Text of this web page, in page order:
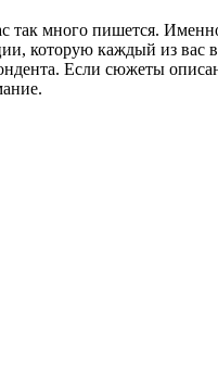
много пишется.
которую каждый из вас
Если сюжеты